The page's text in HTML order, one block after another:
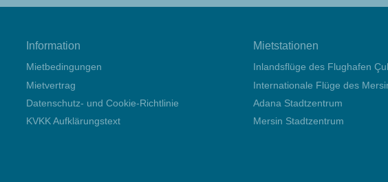
Information
Mietbedingungen
Mietvertrag
Datenschutz- und Cookie-Richtlinie
KVKK Aufklärungstext
Mietstationen
Inlandsflüge des Flughafen
Internationale Flüge des
Adana Stadtzentrum
Mersin Stadtzentrum